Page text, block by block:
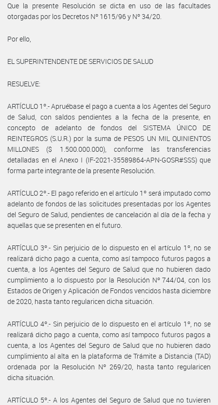
Que la presente Resolución se dicta en uso de las facultades
otorgadas por los Decretos Nº 1615/96 y Nº 34/20.
Por ello,
EL SUPERINTENDENTE DE SERVICIOS DE SALUD
RESUELVE:
ARTÍCULO 1º.- Apruébase el pago a cuenta a los Agentes del Seguro
de Salud, con saldos pendientes a la fecha de la presente, en
concepto de adelanto de fondos del SISTEMA ÚNICO DE
REINTEGROS (S.U.R.) por la suma de PESOS UN MIL QUINIENTOS
MILLONES ($ 1.500.000.000), conforme las transferencias
detalladas en el Anexo I (IF-2021-35589864-APN-GOSR#SSS) que
forma parte integrante de la presente Resolución.
ARTÍCULO 2º.- El pago referido en el artículo 1º será imputado como
adelanto de fondos de las solicitudes presentadas por los Agentes
del Seguro de Salud, pendientes de cancelación al día de la fecha y
aquellas que se presenten en el futuro.
ARTÍCULO 3º.- Sin perjuicio de lo dispuesto en el artículo 1º, no se
realizará dicho pago a cuenta, como así tampoco futuros pagos a
cuenta, a los Agentes del Seguro de Salud que no hubieren dado
cumplimiento a lo dispuesto por la Resolución Nº 744/04, con los
Estados de Origen y Aplicación de Fondos vencidos hasta diciembre
de 2020, hasta tanto regularicen dicha situación.
ARTÍCULO 4º.- Sin perjuicio de lo dispuesto en el artículo 1º, no se
realizará dicho pago a cuenta, como así tampoco futuros pagos a
cuenta, a los Agentes del Seguro de Salud que no hubieren dado
cumplimiento al alta en la plataforma de Trámite a Distancia (TAD)
ordenada por la Resolución Nº 269/20, hasta tanto regularicen
dicha situación.
ARTÍCULO 5º.- A los Agentes del Seguro de Salud que no tuvieren